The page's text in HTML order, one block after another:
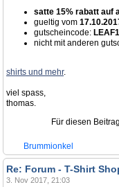
satte 15% rabatt auf
gueltig vom
gutscheincode:
nicht mit anderen
shirts und mehr.
viel spass,
thomas.
Für diesen
Brummionkel
Re: Forum - T-Shirt
3. Nov 2017, 21:03